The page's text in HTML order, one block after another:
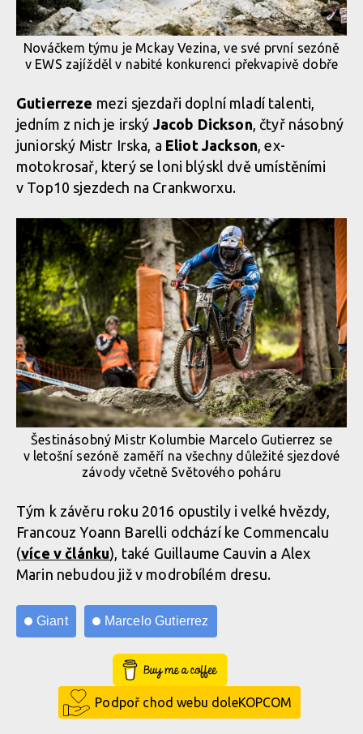
Nováčkem týmu je Mckay Vezina, ve své první sezóně
v EWS zajížděl v nabité konkurenci překvapivě dobře
Gutierreze mezi sjezdaři doplní mladí talenti,
jedním z nich je irský Jacob Dickson , čtyř násobný
juniorský Mistr Irska, a Eliot Jackson , ex-
motokrosař, který se loni blýskl dvě umístěními
v Top10 sjezdech na Crankworxu.
Šestinásobný Mistr Kolumbie Marcelo Gutierrez se
v letošní sezóně zaměří na všechny důležité sjezdové
závody včetně Světového poháru
Tým k závěru roku 2016 opustily i velké hvězdy,
Francouz Yoann Barelli odchází ke Commencalu
(více v článku), také Guillaume Cauvin a Alex
Marin nebudou již v modrobílém dresu.
Giant Marcelo Gutierrez
Buy Me a Coffee
Podpoř chod webu doleKOPCOM